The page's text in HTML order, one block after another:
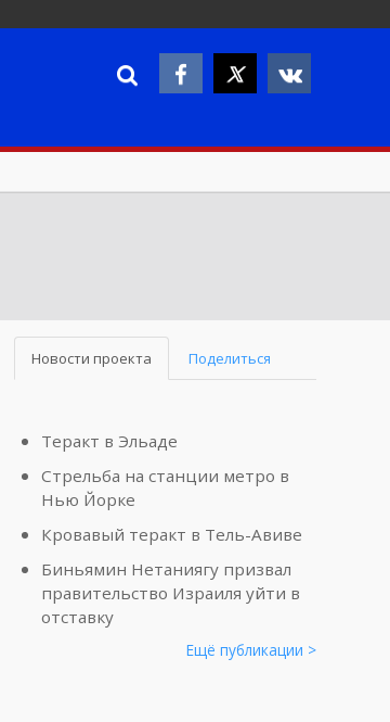
Новости проекта Поделиться
Теракт в Эльаде
Стрельба на станции метро в
Нью Йорке
Кровавый теракт в Тель-Авиве
Биньямин Нетаниягу призвал
правительство Израиля уйти в
отставку
Ещё публикации >